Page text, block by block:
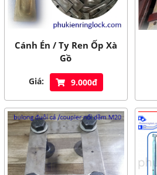
Cánh Én / Ty Ren Ốp Xà
Gồ
Giá: 9.000đ